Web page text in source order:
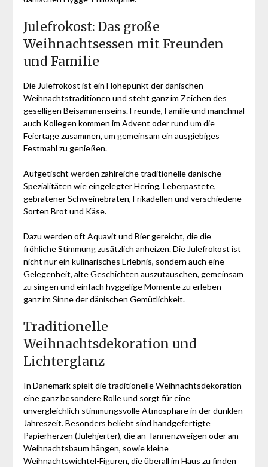
Julefrokost: Das große
Weihnachtsessen mit Freunden
und Familie
Die Julefrokost ist ein Höhepunkt der dänischen
Weihnachtstraditionen und steht ganz im Zeichen des
geselligen Beisammenseins. Freunde, Familie und manchmal
auch Kollegen kommen im Advent oder rund um die
Feiertage zusammen, um gemeinsam ein ausgiebiges
Festmahl zu genießen.
Aufgetischt werden zahlreiche traditionelle dänische
Spezialitäten wie eingelegter Hering, Leberpastete,
gebratener Schweinebraten, Frikadellen und verschiedene
Sorten Brot und Käse.
Dazu werden oft Aquavit und Bier gereicht, die die
fröhliche Stimmung zusätzlich anheizen. Die Julefrokost ist
nicht nur ein kulinarisches Erlebnis, sondern auch eine
Gelegenheit, alte Geschichten auszutauschen, gemeinsam
zu singen und einfach hyggelige Momente zu erleben –
ganz im Sinne der dänischen Gemütlichkeit.
Traditionelle
Weihnachtsdekoration und
Lichterglanz
In Dänemark spielt die traditionelle Weihnachtsdekoration
eine ganz besondere Rolle und sorgt für eine
unvergleichlich stimmungsvolle Atmosphäre in der dunklen
Jahreszeit. Besonders beliebt sind handgefertigte
Papierherzen (Julehjerter), die an Tannenzweigen oder am
Weihnachtsbaum hängen, sowie kleine
Weihnachtswichtel-Figuren, die überall im Haus zu finden